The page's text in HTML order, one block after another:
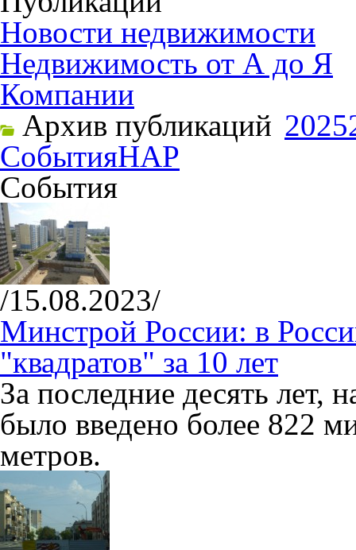
Новости недвижимости
Недвижимость от А до Я
Компании
Архив публикаций 2025
СобытияНАР
События
/15.08.2023/
Минстрой России: в
"квадратов" за 10 лет
За последние десять лет,
было введено более 822
метров.